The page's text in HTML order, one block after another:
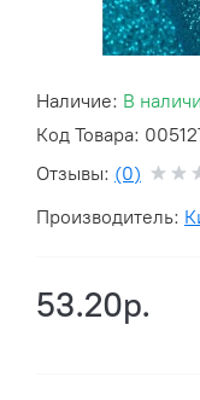
Наличие: В
Код Товара:
Отзывы: (0)
Производитель:
53.20р.